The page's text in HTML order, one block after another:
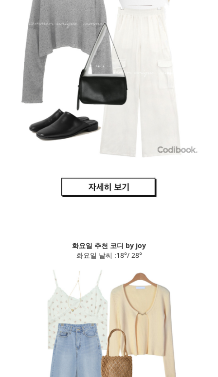
화요일 추천 코디 by joy
화요일 날씨 :18°/ 28°